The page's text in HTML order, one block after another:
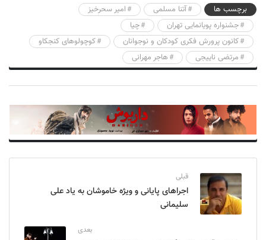
برچسب ها
آتنا مسلمی
امیر سحرخیز
جشنواره پویانمایی تهران
چیا
کانون پرورش فکری کودکان و نوجوانان
کوچولو‌های کنجکاو
مرتضی ناییجی
هاجر مهرانی
قبلی
اجراهای پایانی و ویژه خاموشان به یاد علی
سلیمانی
بعدی